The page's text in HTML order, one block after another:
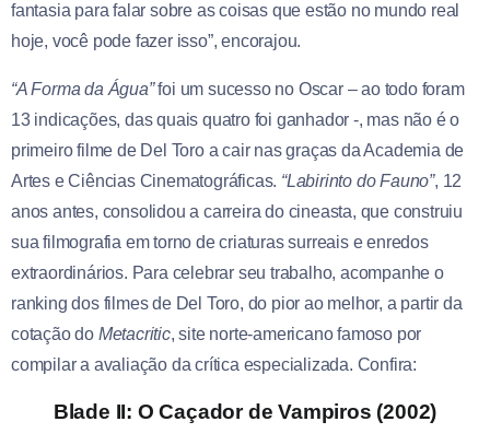
fantasia para falar sobre as coisas que estão no mundo real
hoje, você pode fazer isso”, encorajou.
“A Forma da Água”foi um sucesso no Oscar – ao todo foram
13 indicações, das quais quatro foi ganhador -, mas não é o
primeiro filme de Del Toro a cair nas graças da Academia de
Artes e Ciências Cinematográficas. “Labirinto do Fauno”, 12
anos antes, consolidou a carreira do cineasta, que construiu
sua filmografia em torno de criaturas surreais e enredos
extraordinários. Para celebrar seu trabalho, acompanhe o
ranking dos filmes de Del Toro, do pior ao melhor, a partir da
cotação do Metacritic, site norte-americano famoso por
compilar a avaliação da crítica especializada. Confira:
Blade II: O Caçador de Vampiros (2002)